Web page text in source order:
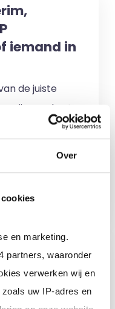
Over
en marketing.
partners, waaronder
verwerken wij en
uw IP-adres en
iemand in
de juiste
wij geen kosten.
Kosten worden
ik wil in